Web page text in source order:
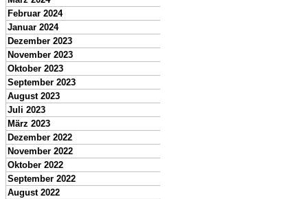
Februar 2024
Januar 2024
Dezember 2023
November 2023
Oktober 2023
September 2023
August 2023
Juli 2023
März 2023
Dezember 2022
November 2022
Oktober 2022
September 2022
August 2022